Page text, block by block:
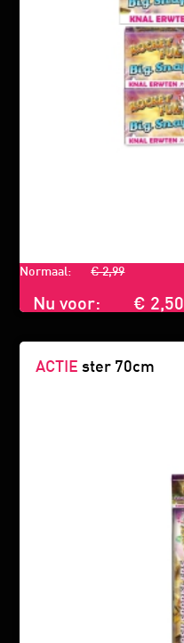
Normaal: € 2,99
Nu voor: € 2,50
ACTIE ster 70cm